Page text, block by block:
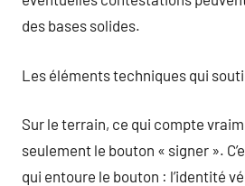
des bases solides.
Les éléments techniques qui
Sur le terrain, ce qui compte
seulement le bouton « signer ».
qui entoure le bouton : l’identité